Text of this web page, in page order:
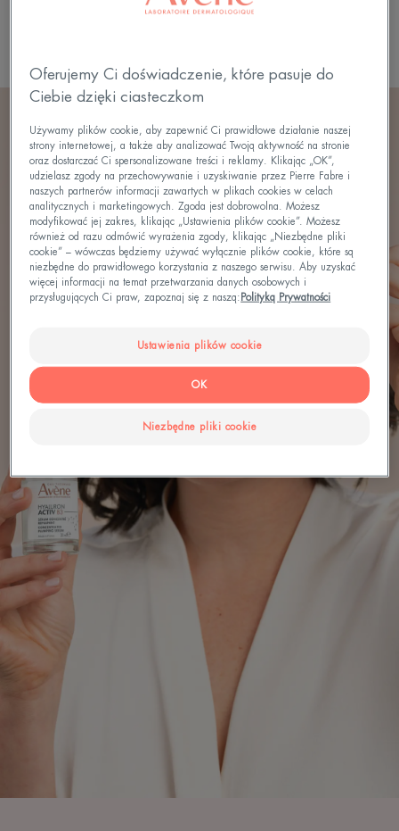
8. Masaż twarzy i redukcja opuchlizny — zdrowa i
Oferujemy Ci doświadczenie, które pasuje do
Ciebie dzięki ciasteczkom
Używamy plików cookie, aby zapewnić Ci prawidłowe działanie naszej
strony internetowej, a także aby analizować Twoją aktywność na stronie
oraz dostarczać Ci spersonalizowane treści i reklamy. Klikając „OK”,
udzielasz zgody na przechowywanie i uzyskiwanie przez Pierre Fabre i
naszych partnerów informacji zawartych w plikach cookies w celach
analitycznych i marketingowych. Zgoda jest dobrowolna. Możesz
modyfikować jej zakres, klikając „Ustawienia plików cookie”. Możesz
również od razu odmówić wyrażenia zgody, klikając „Niezbędne pliki
cookie” – wówczas będziemy używać wyłącznie plików cookie, które są
niezbędne do prawidłowego korzystania z naszego serwisu. Aby uzyskać
więcej informacji na temat przetwarzania danych osobowych i
przysługujących Ci praw, zapoznaj się z naszą: Polityką Prywatności
Ustawienia plików cookie
Niezbędne pliki cookie
OK